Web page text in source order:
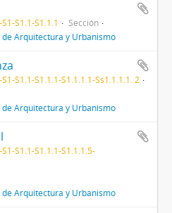
S1.1-S1.1.1
Sección
de Arquitectura y Urbanismo
S1.1-S1.1.1-S1.1.1.1-Ss1.1.1.1. 2
de Arquitectura y Urbanismo
S1.1-S1.1.1-S1.1.1.5-
de Arquitectura y Urbanismo